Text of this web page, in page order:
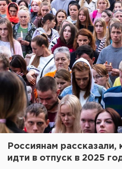
Россиянам рассказали,
идти в отпуск в 2025